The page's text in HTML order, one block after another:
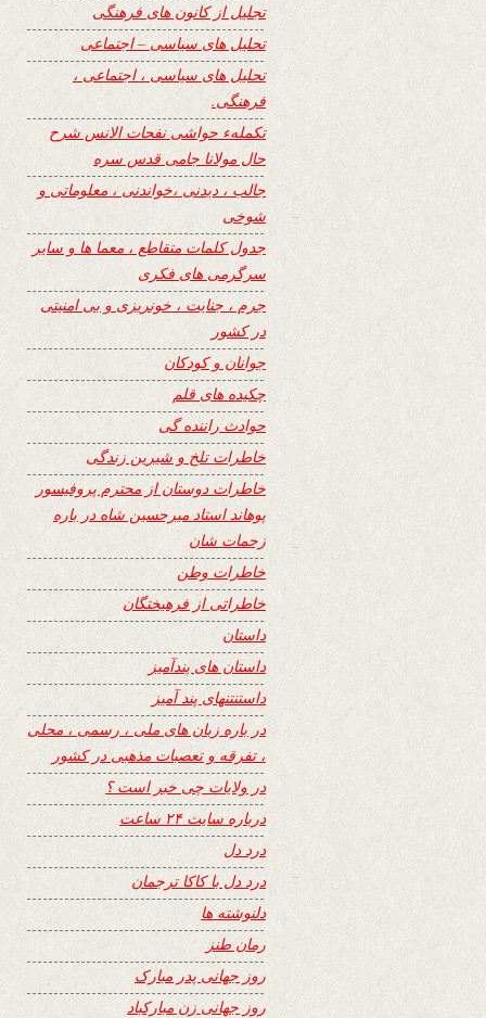
تجلیل از کانون های فرهنگی
تحلیل های سیاسی – اجتماعی
تحلیل های سیاسی ، اجتماعی ،
فرهنگی.
تکملهء حواشی نفحات الانس شرح
حال مولانا جامی قدس سره
جالب ، دیدنی ،خواندنی ، معلوماتی و
شوخی
جدول کلمات متقاطع ، معما ها و سایر
سرگرمی های فکری
جرم ، جنایت ، خونریزی و بی امنیتی
در کشور
جوانان و کودکان
چکیده های قلم
حوادث راننده گی
خاطرات تلخ و شیرین زندگی
خاطرات دوستان از محترم پروفیسور
پوهاند استاد میرحسین شاه در باره
زحمات شان
خاطرات وطن
خاطراتی از فرهیختگان
داستان
داستان های پندآمیز
داستنتنهای پند آمیز
در باره زبان های ملی ، رسمی ، محلی
، تفرقه و تعصبات مذهبی در کشور
در ولایات چی خبر است ؟
درباره سایت ۲۴ ساعت
درد دل
درد دل با کاکا ترجمان
دلنوشته ها
رمان طنز
روز جهانی پدر مبارک
روز جهانی زن مبارکباد